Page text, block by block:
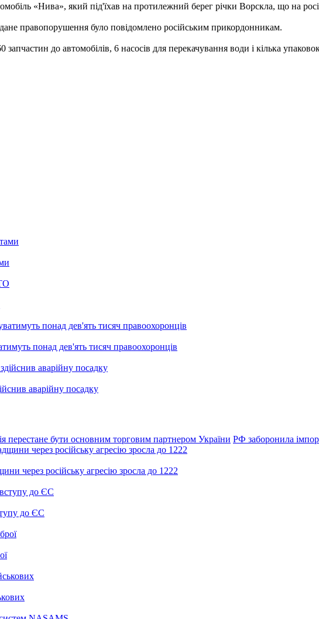
«Нива», який під'їхав на протилежний берег річки Ворскла, що на
правопорушення було повідомлено російським прикордонникам.
до автомобілів, 6 насосів для перекачування води і кілька
понад дев'ять тисяч правоохоронців
аварійну посадку
перестане бути основним торговим партнером України РФ заборонила
через російську агресію зросла до 1222
до ЄС